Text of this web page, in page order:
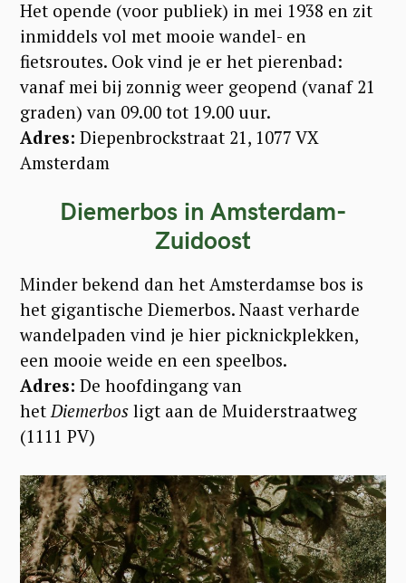
Het opende (voor publiek) in mei 1938 en zit
inmiddels vol met mooie wandel- en
fietsroutes. Ook vind je er het pierenbad:
vanaf mei bij zonnig weer geopend (vanaf 21
graden) van 09.00 tot 19.00 uur.
Adres: Diepenbrockstraat 21, 1077 VX
Amsterdam
Diemerbos in Amsterdam-
Zuidoost
Minder bekend dan het Amsterdamse bos is
het gigantische Diemerbos. Naast verharde
wandelpaden vind je hier picknickplekken,
een mooie weide en een speelbos.
Adres: De hoofdingang van
hetDiemerbos ligt aan de Muiderstraatweg
(1111 PV)